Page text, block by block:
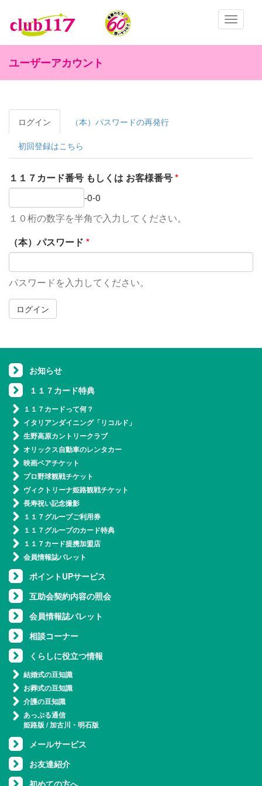
Toggle
ユーザーアカウント
プライマリータブ
ログイン
テ
ィ
な
タ
（本）パスワードの再発行
初回登録はこちら
１１７カード番号 もしくは お客様番号*
-0-0
１０桁の数字を半角で入力してください。
（本）パスワード *
パスワードを入力してください。
ログイン
お知らせ
１１７カード特典
１１７カードって何？
イタリアンダイニング「リコルド」
生野高原カントリークラブ
オリックス自動車のレンタカー
映画ペアチケット
プロ野球観戦チケット
ヴィクトリーナ姫路観戦チケット
長寿祝い記念撮影
１１７グループご利用券
１１７グループのカード特典
１１７カード提携加盟店
会員情報誌パレット
ポイントUPサービス
互助会契約内容の照会
会員情報誌パレット
相談コーナー
くらしに役立つ情報
結婚式の豆知識
お葬式の豆知識
介護の豆知識
あっぷる通信
姫路版/加古川・明石版
メールサービス
お友達紹介
初めての方へ